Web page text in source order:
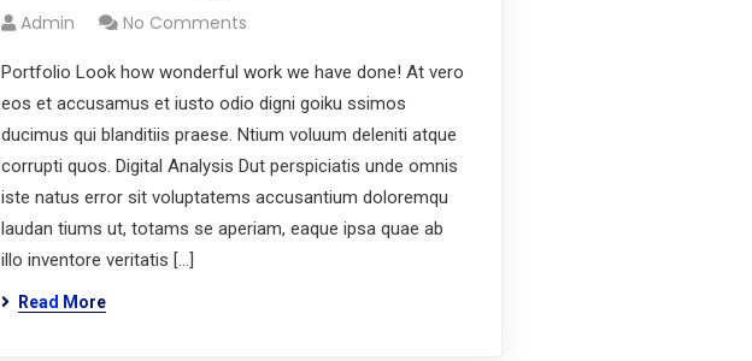
Admin No Comments
Portfolio Look how wonderful work we have done! At vero
eos et accusamus et iusto odio digni goiku ssimos
ducimus qui blanditiis praese. Ntium voluum deleniti atque
corrupti quos. Digital Analysis Dut perspiciatis unde omnis
iste natus error sit voluptatems accusantium doloremqu
laudan tiums ut, totams se aperiam, eaque ipsa quae ab
illo inventore veritatis […]
Read More